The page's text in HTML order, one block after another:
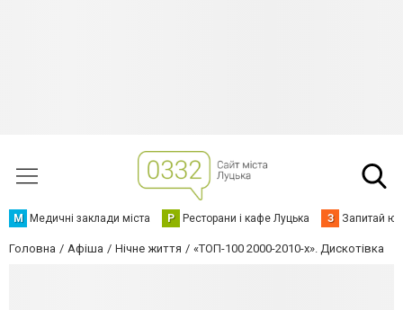
М Медичні заклади міста Р Ресторани і кафе Луцька З Запитай
Головна Афіша Нічне життя «ТОП-100 2000-2010-х». Дискотівка